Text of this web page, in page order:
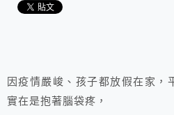
因疫情嚴峻、孩子都放假在家，
實在是抱著腦袋疼，